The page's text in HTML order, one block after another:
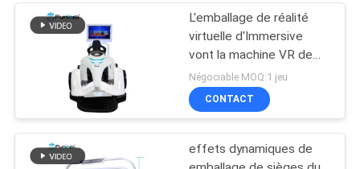
Cinéma 5D 7D
L'emballage de réalité
virtuelle d'Immersive
vont la machine VR de
jeu de simulateur de
voiture de karts pour des
enfants
Négociable MOQ:1 jeu
CONTACT
effets dynamiques de